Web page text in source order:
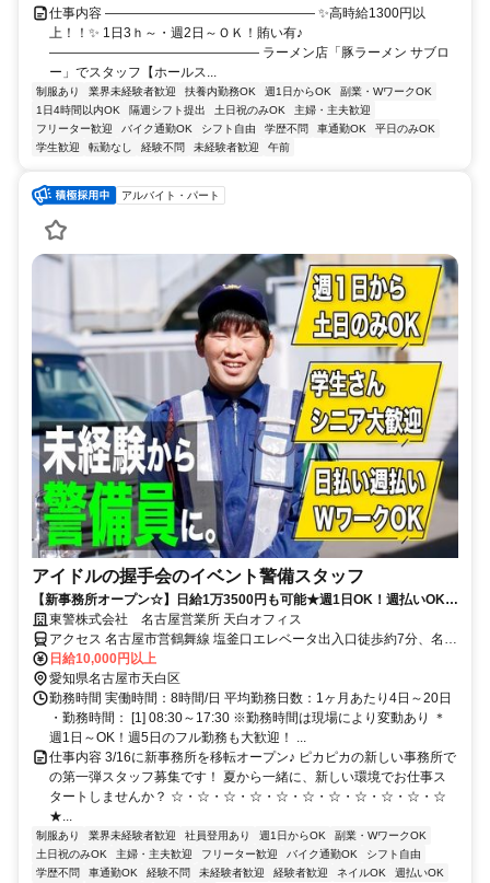
仕事内容 ―――――――――――――――― ✨高時給1300円以
上！！✨ 1日3ｈ～・週2日～ＯＫ！賄い有♪
―――――――――――――――― ラーメン店「豚ラーメン サブロ
ー」でスタッフ【ホールス...
制服あり 業界未経験者歓迎 扶養内勤務OK 週1日からOK
副業・WワークOK
1日4時間以内OK
隔週シフト提出 土日祝のみOK
主婦・主夫歓迎
フリーター歓迎
バイク通勤OK シフト自由 学歴不問 車通勤OK
平日のみOK
学生歓迎
転勤なし 経験不問 未経験者歓迎 午前
アルバイト・パート
アイドルの握手会のイベント警備スタッフ
【新事務所オープン☆】日給1万3500円も可能★週1日OK！週払いOK！
履歴書不要
東警株式会社 名古屋営業所 天白オフィス
アクセス 名古屋市営鶴舞線 塩釜口エレベータ出入口徒歩約7分、名古
屋市営鶴舞線 植田（名古屋市営）エレベータ出入口徒歩約20分、名
古屋市営名城線 八事2番口徒歩約23分
日給10,000円以上
愛知県名古屋市天白区
勤務時間 実働時間：8時間/日 平均勤務日数：1ヶ月あたり4日～20日
・勤務時間： [1] 08:30～17:30 ※勤務時間は現場により変動あり ＊
週1日～OK！週5日のフル勤務も大歓迎！ ...
仕事内容 3/16に新事務所を移転オープン♪ ピカピカの新しい事務所で
の第一弾スタッフ募集です！ 夏から一緒に、新しい環境でお仕事ス
タートしませんか？ ☆・☆・☆・☆・☆・☆・☆・☆・☆・☆・☆
★...
制服あり 業界未経験者歓迎 社員登用あり 週1日からOK
副業・WワークOK
土日祝のみOK
主婦・主夫歓迎 フリーター歓迎 バイク通勤OK
シフト自由
学歴不問
車通勤OK 経験不問 未経験者歓迎 経験者歓迎 ネイルOK
週払いOK